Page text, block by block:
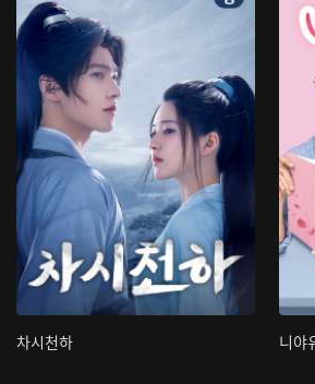
차시천하 니야